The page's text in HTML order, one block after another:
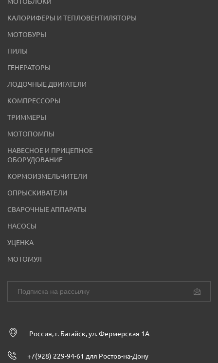
КАЛОРИФЕРЫ И ТЕПЛОВЕНТИЛЯТОРЫ
МОТОБУРЫ
ПИЛЫ
ГЕНЕРАТОРЫ
ЛОДОЧНЫЕ ДВИГАТЕЛИ
КОМПРЕССОРЫ
ТРИММЕРЫ
МОТОПОМПЫ
НАВЕСНОЕ И ПРИЦЕПНОЕ
ОБОРУДОВАНИЕ
КОРМОИЗМЕЛЬЧИТЕЛИ
ОПРЫСКИВАТЕЛИ
СВАРОЧНЫЕ АППАРАТЫ
НАСОСЫ
УЦЕНКА
МОТОМУЛ
Россия, г. Батайск, ул. Фермерская 1А
+7(928) 229-94-61 для Ростов-на-Дону